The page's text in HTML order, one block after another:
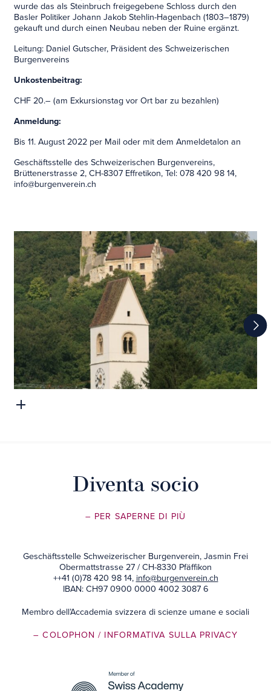
wurde das als Steinbruch freigegebene Schloss durch den
Basler Politiker Johann Jakob Stehlin-Hagenbach (1803–1879)
gekauft und durch einen Neubau neben der Ruine ergänzt.
Leitung: Daniel Gutscher, Präsident des Schweizerischen
Burgenvereins
Unkostenbeitrag:
CHF 20.– (am Exkursionstag vor Ort bar zu bezahlen)
Anmeldung:
Bis 11. August 2022 per Mail oder mit dem Anmeldetalon an
Geschäftsstelle des Schweizerischen Burgenvereins,
Brüttenerstrasse 2, CH-8307 Effretikon, Tel: 078 420 98 14,
info@burgenverein.ch
Diventa socio
– PER SAPERNE DI PIÙ
Geschäftsstelle Schweizerischer Burgenverein, Jasmin Frei
Obermattstrasse 27 / CH-8330 Pfäffikon
++41 (0)78 420 98 14, info@burgenverein.ch
IBAN: CH97 0900 0000 4002 3087 6
Membro dell’Accademia svizzera di scienze umane e sociali
– COLOPHON/ INFORMATIVA SULLA PRIVACY